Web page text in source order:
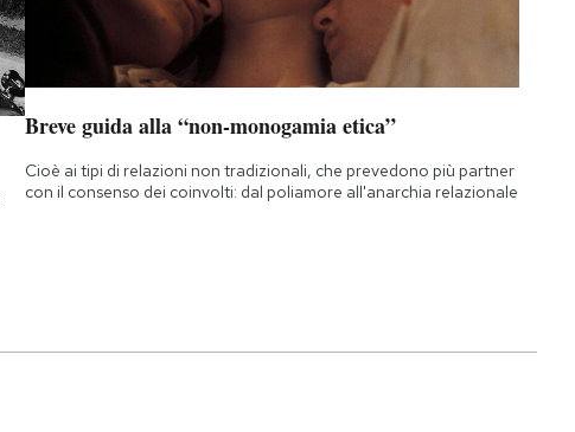
Breve guida alla “non-monogamia etica”
Cioè ai tipi di relazioni non tradizionali, che prevedono più partner
con il consenso dei coinvolti: dal poliamore all'anarchia relazionale